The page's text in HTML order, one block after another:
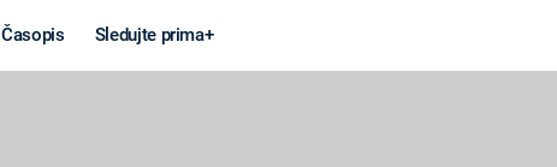
Časopis Sledujte prima+